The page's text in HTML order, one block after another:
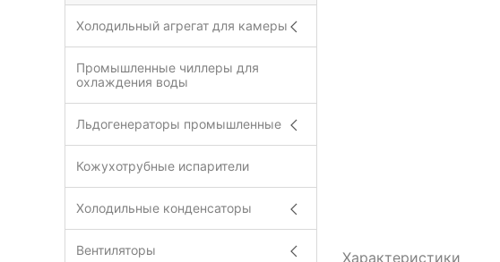
Характеристики
Холодильный агрегат для камеры
Промышленные чиллеры для
охлаждения воды
Льдогенераторы промышленные
Кожухотрубные испарители
Холодильные конденсаторы
Вентиляторы